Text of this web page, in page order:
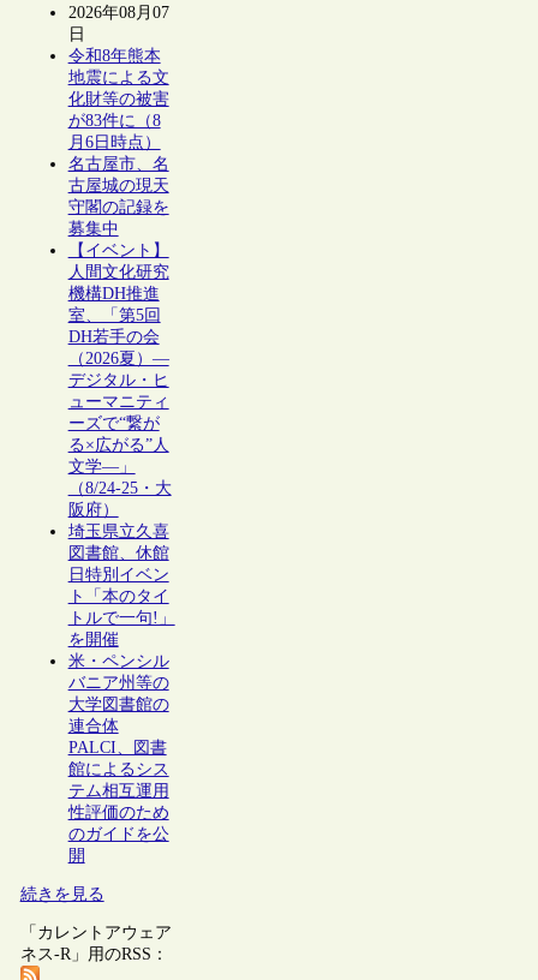
2026年08月07
日
令和8年熊本
地震による文
化財等の被害
が83件に（8
月6日時点）
名古屋市、名
古屋城の現天
守閣の記録を
募集中
【イベント】
人間文化研究
機構DH推進
室、「第5回
DH若手の会
（2026夏）―
デジタル・ヒ
ューマニティ
ーズで“繋が
る×広がる”人
文学―」
（8/24-25・大
阪府）
埼玉県立久喜
図書館、休館
日特別イベン
ト「本のタイ
トルで一句!」
を開催
米・ペンシル
バニア州等の
大学図書館の
連合体
PALCI、図書
館によるシス
テム相互運用
性評価のため
のガイドを公
開
続きを見る
「カレントアウェア
ネス-R」用のRSS：